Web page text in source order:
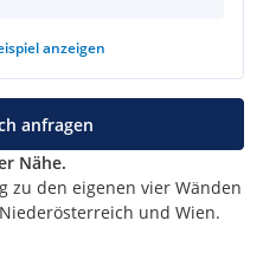
anzeigen
Nähe.
zu den eigenen vier Wänden
und Wien.
anfragen